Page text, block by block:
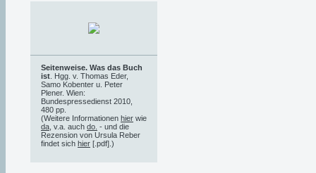
Seitenweise. Was das Buch
ist . Hgg. v. Thomas Eder,
Samo Kobenter u. Peter
Plener. Wien:
Bundespressedienst 2010,
480 pp.
(Weitere Informationen hier wie
da , v.a. auch do. - und die
Rezension von Ursula Reber
findet sich hier [.pdf].)